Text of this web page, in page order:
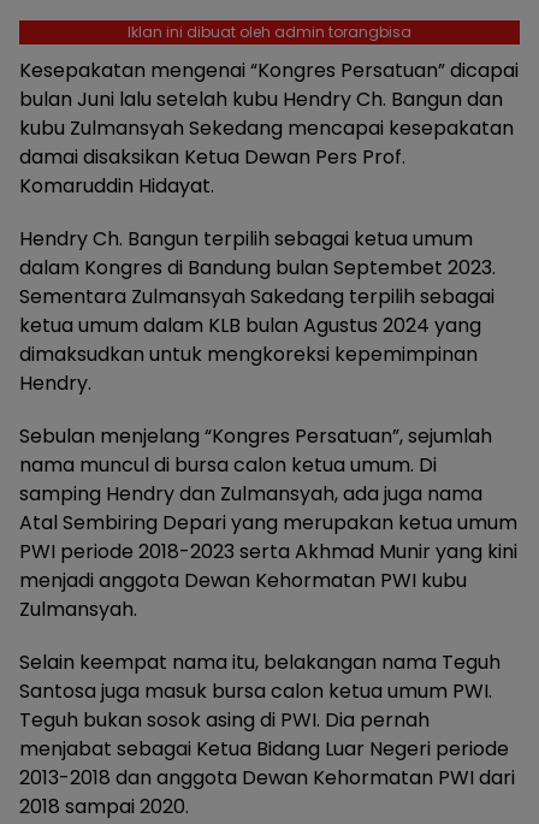
Iklan ini dibuat oleh admin torangbisa
Kesepakatan mengenai “Kongres Persatuan” dicapai
bulan Juni lalu setelah kubu Hendry Ch. Bangun dan
kubu Zulmansyah Sekedang mencapai kesepakatan
damai disaksikan Ketua Dewan Pers Prof.
Komaruddin Hidayat.
Hendry Ch. Bangun terpilih sebagai ketua umum
dalam Kongres di Bandung bulan Septembet 2023.
Sementara Zulmansyah Sakedang terpilih sebagai
ketua umum dalam KLB bulan Agustus 2024 yang
dimaksudkan untuk mengkoreksi kepemimpinan
Hendry.
Sebulan menjelang “Kongres Persatuan”, sejumlah
nama muncul di bursa calon ketua umum. Di
samping Hendry dan Zulmansyah, ada juga nama
Atal Sembiring Depari yang merupakan ketua umum
PWI periode 2018-2023 serta Akhmad Munir yang kini
menjadi anggota Dewan Kehormatan PWI kubu
Zulmansyah.
Selain keempat nama itu, belakangan nama Teguh
Santosa juga masuk bursa calon ketua umum PWI.
Teguh bukan sosok asing di PWI. Dia pernah
menjabat sebagai Ketua Bidang Luar Negeri periode
2013-2018 dan anggota Dewan Kehormatan PWI dari
2018 sampai 2020.